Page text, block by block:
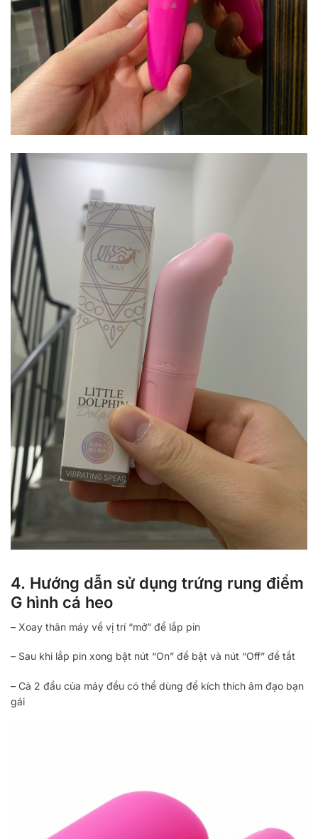
4. Hướng dẫn sử dụng trứng rung điểm
G hình cá heo
– Xoay thân máy về vị trí “mở” để lắp pin
– Sau khi lắp pin xong bật nút “On” để bật và nút “Off” để tắt
– Cả 2 đầu của máy đều có thể dùng để kích thích âm đạo bạn
gái